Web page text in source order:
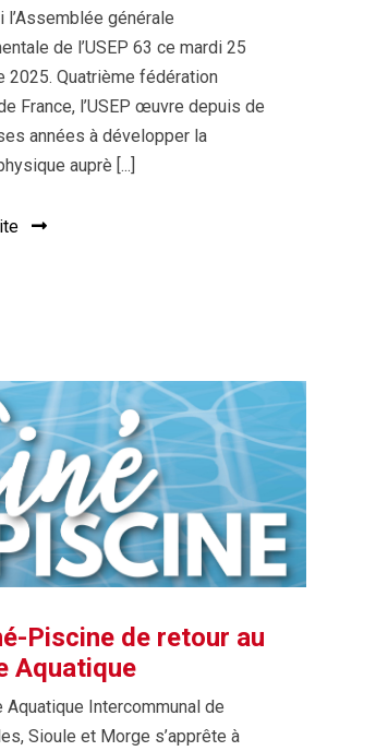
l’Assemblée générale
de l’USEP 63 ce mardi 25
2025. Quatrième fédération
France, l’USEP œuvre depuis de
années à développer la
auprè [...]
Piscine de retour au
Aquatique
Aquatique Intercommunal de
Sioule et Morge s’apprête à